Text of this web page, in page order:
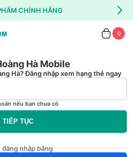
CHÍNH HÃNG
0
Hà Mobile
Hà? Đăng nhập xem hạng thẻ ngay
nếu bạn chưa có
TIẾP TỤC
đăng nhập bằng